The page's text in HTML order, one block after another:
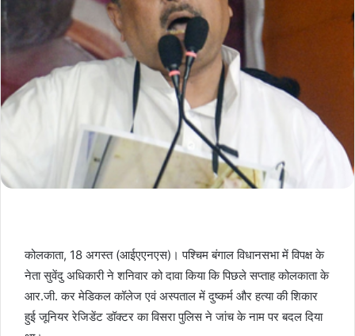
कोलकाता, 18 अगस्त (आईएएनएस)। पश्चिम बंगाल विधानसभा में विपक्ष के
नेता सुवेंदु अधिकारी ने शनिवार को दावा किया कि पिछले सप्ताह कोलकाता के
आर.जी. कर मेडिकल कॉलेज एवं अस्पताल में दुष्कर्म और हत्या की शिकार
हुई जूनियर रेजिडेंट डॉक्टर का विसरा पुलिस ने जांच के नाम पर बदल दिया